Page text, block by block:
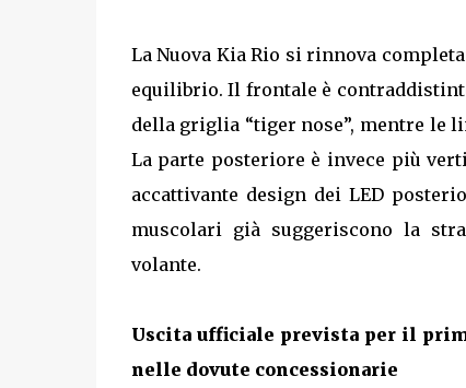
La Nuova Kia Rio si rinnova
equilibrio. Il frontale è
della griglia “tiger nose”, mentre le
La parte posteriore è invece più
accattivante design dei LED
muscolari già suggeriscono la
volante.
Uscita ufficiale prevista per il
nelle dovute concessionarie